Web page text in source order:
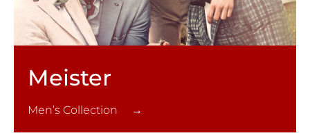
Meister
Men’s Collection →